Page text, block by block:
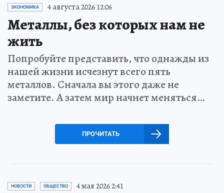
ЭКОНОМИКА 4 августа 2026 12:06
Металлы, без которых нам не
жить
Попробуйте представить, что однажды из
нашей жизни исчезнут всего пять
металлов. Сначала вы этого даже не
заметите. А затем мир начнет меняться…
ПРОЧИТАТЬ
НОВОСТИ ОБЩЕСТВО 4 мая 2026 2:41